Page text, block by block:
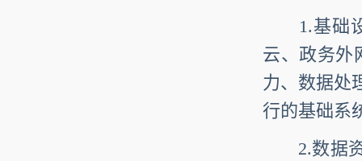
1.基础设
云、政务外
力、数据处
行的基础系
2.数据资